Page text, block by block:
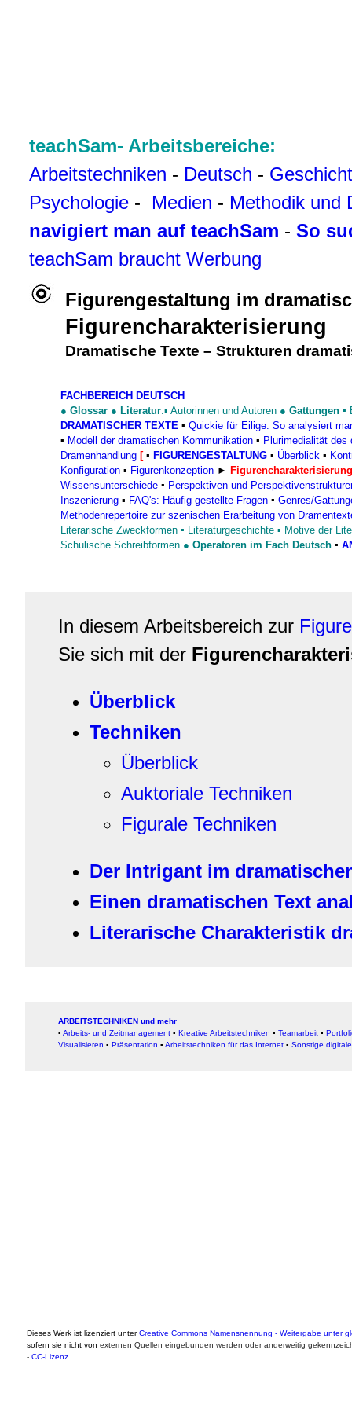
teachSam- Arbeitsbereiche:
Arbeitstechniken - Deutsch -
Psychologie - Medien - Methodik und
navigiert man auf teachSam - So
teachSam braucht Werbung
Figurengestaltung im
Figurencharakterisierung
Dramatische Texte – Strukturen
FACHBEREICH DEUTSCH
● Glossar ● Literatur:▪ Autorinnen und Autoren ● Gattungen ▪
DRAMATISCHER TEXTE ▪ Quickie für Eilige: So analysiert
▪ Modell der dramatischen Kommunikation ▪ Plurimedialität des
Dramenhandlung [ ▪ FIGURENGESTALTUNG ▪ Überblick ▪
Konfiguration ▪ Figurenkonzeption ► Figurencharakterisierung
Wissensunterschiede ▪ Perspektiven und
Inszenierung ▪ FAQ's: Häufig gestellte Fragen ▪ Genres/
Methodenrepertoire zur szenischen Erarbeitung von
Literarische Zweckformen ▪ Literaturgeschichte ▪ Motive der
Schulische Schreibformen ● Operatoren im Fach Deutsch ▪
In diesem Arbeitsbereich zur
Sie sich mit der
Überblick
Techniken
Überblick
Auktoriale Techniken
Figurale Techniken
Der Intrigant im
Einen dramatischen Text
Literarische Charakteristik
ARBEITSTECHNIKEN und mehr
▪ Arbeits- und Zeitmanagement ▪ Kreative Arbeitstechniken ▪ Teamarbeit ▪
Visualisieren ▪ Präsentation ▪ Arbeitstechniken für das Internet ▪ Sonstige
Dieses Werk ist lizenziert unterCreative Commons Namensnennung - Weitergabe unter
sofern sie nicht von externen Quellen eingebunden werden oder anderweitig
- CC-Lizenz